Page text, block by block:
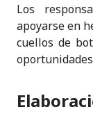
Los
apoyarse en
cuellos de